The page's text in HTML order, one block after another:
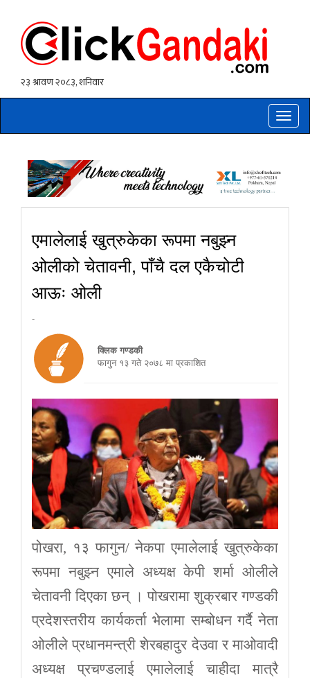
Toggle
एमालेलाई खुत्रुकेका रूपमा नबुझ्न
ओलीको चेतावनी, पाँचै दल एकैचोटी
आऊः ओली
-
क्लिक गण्डकी
फागुन १३ गते २०७८ मा प्रकाशित
पोखरा, १३ फागुन/ नेकपा एमालेलाई खुत्रुकेका
रूपमा नबुझ्न एमाले अध्यक्ष केपी शर्मा ओलीले
चेतावनी दिएका छन् । पोखरामा शुक्रबार गण्डकी
प्रदेशस्तरीय कार्यकर्ता भेलामा सम्बोधन गर्दै नेता
ओलीले प्रधानमन्त्री शेरबहादुर देउवा र माओवादी
अध्यक्ष प्रचण्डलाई एमालेलाई चाहीदा मात्रै